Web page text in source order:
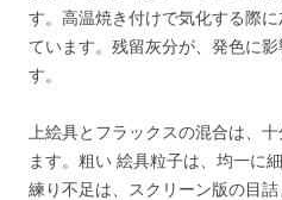
す。高温焼き付けで気化する際
ています。残留灰分が、発色に
す。
上絵具とフラックスの混合は、
ます。粗い 絵具粒子は、均一に
練り不足は、スクリーン版の目詰